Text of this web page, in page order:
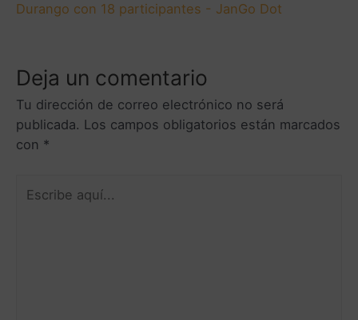
Durango con 18 participantes - JanGo Dot
Deja un comentario
Tu dirección de correo electrónico no será
publicada. Los campos obligatorios están marcados
con *